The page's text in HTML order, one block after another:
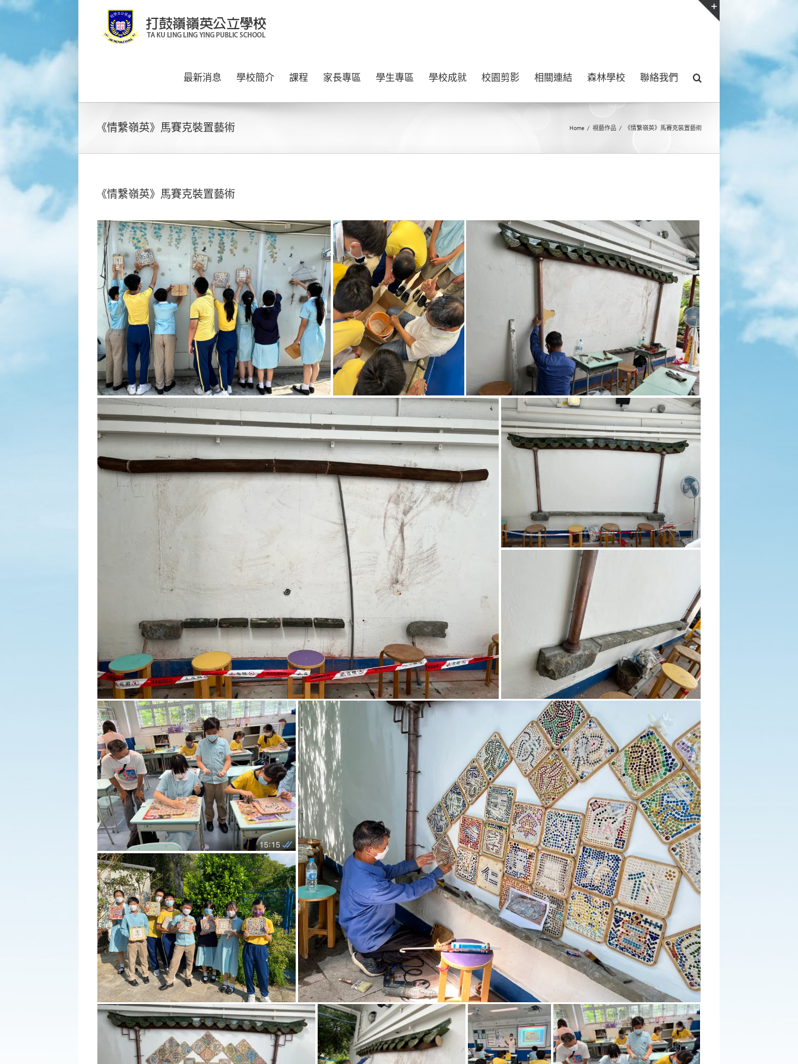
Skip
最新消息 學校簡介 課程 家長專區 學生專區 學校成就 校園剪影 相關連結 森林學校 聯絡我們
《情繫嶺英》馬賽克裝置藝術 Home / 視藝作品 / 《情繫嶺英》馬賽克裝置藝術
《情繫嶺英》馬賽克裝置藝術
Sliding
Area